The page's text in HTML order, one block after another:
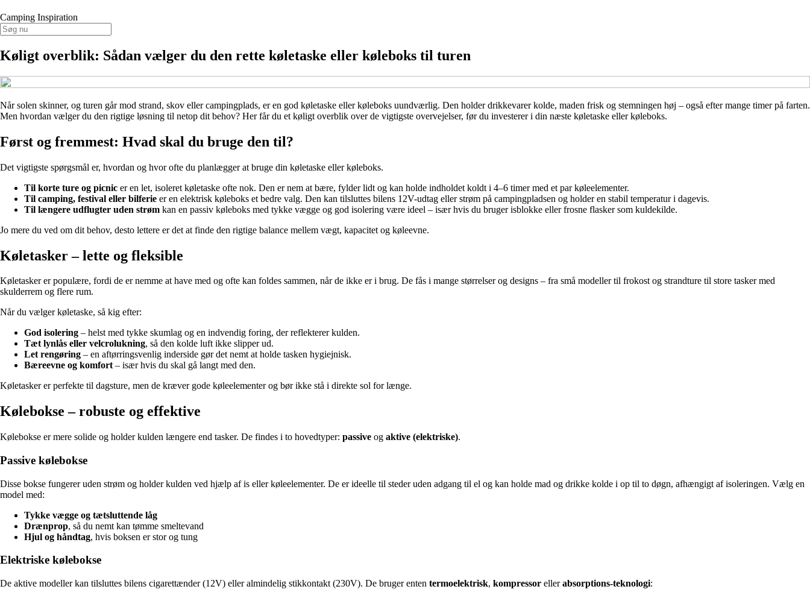
Camping Inspiration
Køligt overblik: Sådan vælger du den rette køletaske eller køleboks til turen
Når solen skinner, og turen går mod strand, skov eller campingplads, er en god køletaske eller køleboks uundværlig. Den holder drikkevarer kolde, maden frisk og stemningen høj – også efter mange timer på farten.
Men hvordan vælger du den rigtige løsning til netop dit behov? Her får du et køligt overblik over de vigtigste overvejelser, før du investerer i din næste køletaske eller køleboks.
Først og fremmest: Hvad skal du bruge den til?
Det vigtigste spørgsmål er, hvordan og hvor ofte du planlægger at bruge din køletaske eller køleboks.
Til korte ture og picnic er en let, isoleret køletaske ofte nok. Den er nem at bære, fylder lidt og kan holde indholdet koldt i 4–6 timer med et par køleelementer.
Til camping, festival eller bilferie er en elektrisk køleboks et bedre valg. Den kan tilsluttes bilens 12V-udtag eller strøm på campingpladsen og holder en stabil temperatur i dagevis.
Til længere udflugter uden strøm kan en passiv køleboks med tykke vægge og god isolering være ideel – især hvis du bruger isblokke eller frosne flasker som kuldekilde.
Jo mere du ved om dit behov, desto lettere er det at finde den rigtige balance mellem vægt, kapacitet og køleevne.
Køletasker – lette og fleksible
Køletasker er populære, fordi de er nemme at have med og ofte kan foldes sammen, når de ikke er i brug. De fås i mange størrelser og designs – fra små modeller til frokost og strandture til store tasker med
skulderrem og flere rum.
Når du vælger køletaske, så kig efter:
God isolering – helst med tykke skumlag og en indvendig foring, der reflekterer kulden.
Tæt lynlås eller velcrolukning, så den kolde luft ikke slipper ud.
Let rengøring – en aftørringsvenlig inderside gør det nemt at holde tasken hygiejnisk.
Bæreevne og komfort– især hvis du skal gå langt med den.
Køletasker er perfekte til dagsture, men de kræver gode køleelementer og bør ikke stå i direkte sol for længe.
Kølebokse – robuste og effektive
Kølebokse er mere solide og holder kulden længere end tasker. De findes i to hovedtyper: passive og aktive (elektriske).
Passive kølebokse
Disse bokse fungerer uden strøm og holder kulden ved hjælp af is eller køleelementer. De er ideelle til steder uden adgang til el og kan holde mad og drikke kolde i op til to døgn, afhængigt af isoleringen. Vælg en
model med:
Tykke vægge og tætsluttende låg
Drænprop, så du nemt kan tømme smeltevand
Hjul og håndtag, hvis boksen er stor og tung
Elektriske kølebokse
De aktive modeller kan tilsluttes bilens cigarettænder (12V) eller almindelig stikkontakt (230V). De bruger enten termoelektrisk, kompressor ellerabsorptions-teknologi: